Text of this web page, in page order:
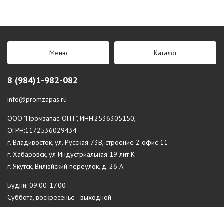
Меню Каталог
8 (984)1-982-082
info@promzapas.ru
ООО "Промзапас-ОПТ", ИНН:2536305150,
ОГРН:1172536029434
г. Владивосток, ул. Русская 73В, строение 2 офис 11
г. Хабаровск, ул Индустриальная 19 лит К
г. Якутск, Вилюйский переулок, д. 26 А.
Будни: 09.00-17.00
Суббота, воскресенье - выходной